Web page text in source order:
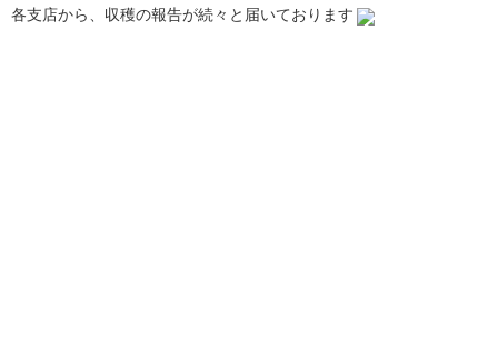
各支店から、収穫の報告が続々と届いております